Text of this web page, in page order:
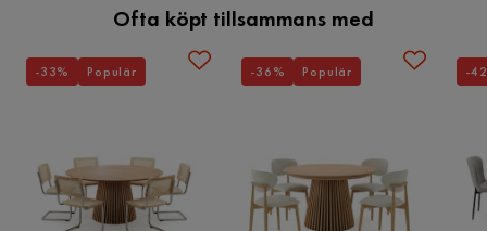
Ofta köpt tillsammans med
-33% Populär -36% Populär -